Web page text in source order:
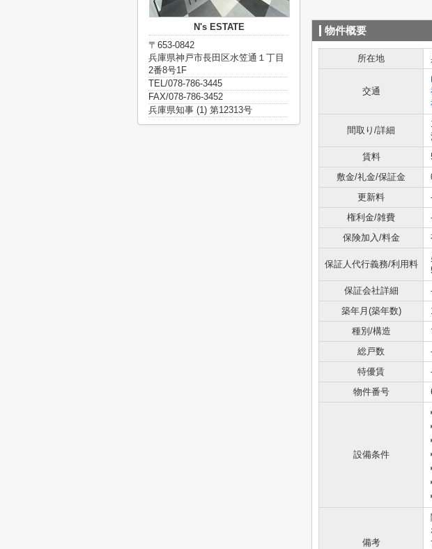
物件概要
所在地
交通
間取り/詳細
賃料
敷金/礼金/保証金
更新料
権利金/雑費
保険加入/料金
保証人代行義務/利用料
保証会社詳細
築年月(築年数)
種別/構造
総戸数
特優賃
物件番号
設備条件
備考
N's ESTATE
〒653-0842
兵庫県神戸市長田区水笠通１丁目
2番8号1F
TEL/078-786-3445
FAX/078-786-3452
兵庫県知事 (1) 第12313号